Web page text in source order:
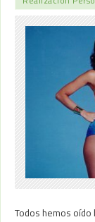
Todos hemos oído